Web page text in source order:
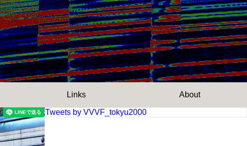
Links About
Tweets by VVVF_tokyu2000